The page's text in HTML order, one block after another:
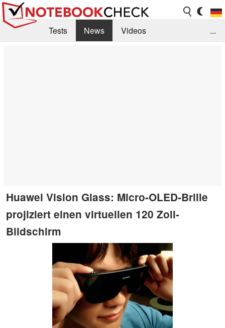
Tests News
Videos
...
Huawei Vision Glass: Micro-OLED-Brille
projiziert einen virtuellen 120 Zoll-
Bildschirm